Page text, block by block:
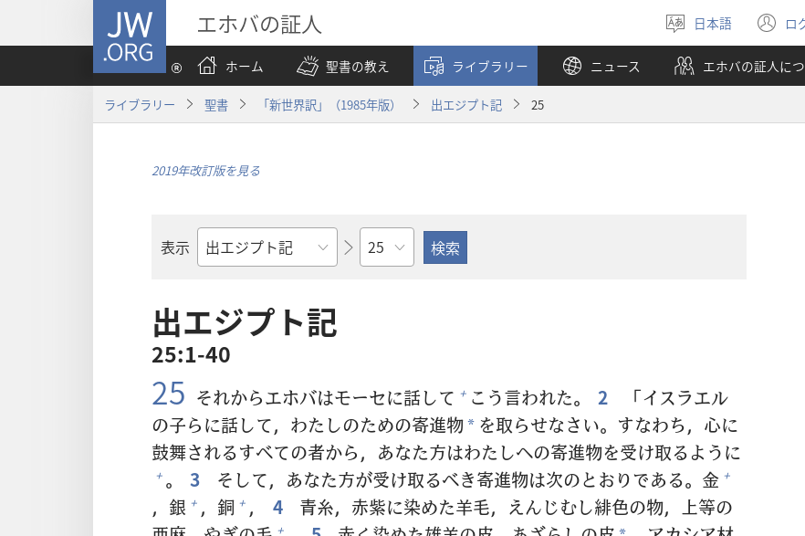
JW.ORG エホバの証人
言
語
を
選
日本語 ロ
ホーム
聖書の教え ライブラリー ニュース エホバの証人に
ライブラリー 聖書 「新世界訳」（1985年版） 出エジプト記 25
2019年改訂版を見る
表示
聖
の
書
名
章
出エジプト記
25:1-40
25 それからエホバはモーセに話して + こう言われた。 2
「イスラエル
の子らに話して，わたしのための寄進物* を取らせなさい。すなわち， 心に
鼓舞されるすべての者から，あなた方はわたしへの寄進物を受け取るように
+ 。 3 そして，あなた方が受け取るべき寄進物は次のとおりである。 金 +
， 銀 + ， 銅 + ， 4 青糸， 赤紫に染めた羊毛，えんじむし緋色の物， 上等の
+